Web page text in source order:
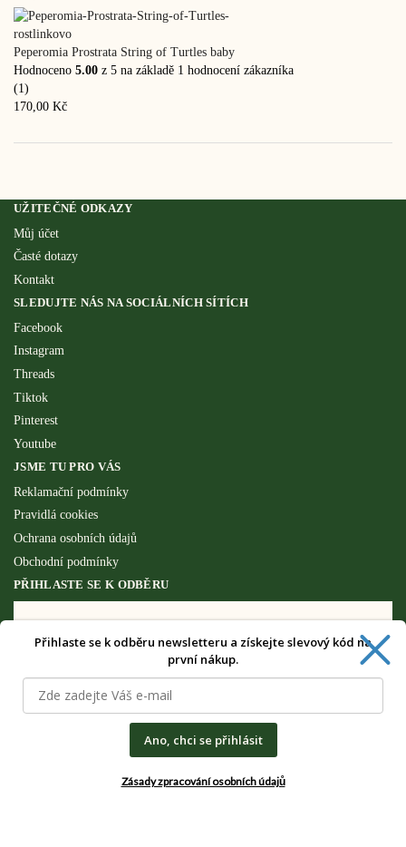
Peperomia Prostrata String of Turtles baby
Hodnoceno 5.00 z 5 na základě 1 hodnocení zákazníka
(1)
170,00 Kč
UŽITEČNÉ ODKAZY
Můj účet
Časté dotazy
Kontakt
SLEDUJTE NÁS NA SOCIÁLNÍCH SÍTÍCH
Facebook
Instagram
Threads
Tiktok
Pinterest
Youtube
JSME TU PRO VÁS
Reklamační podmínky
Pravidlá cookies
Ochrana osobních údajů
Obchodní podmínky
PŘIHLASTE SE K ODBĚRU
Získejte speciální výhody pouze pro
odběratele newsletteru.
CHCI SPECIÁLNÍ VÝHODY
Přihlaste se k odběru newsletteru a získejte slevový kód na
první nákup.
Ano, chci se přihlásit
Zásady zpracování osobních údajů